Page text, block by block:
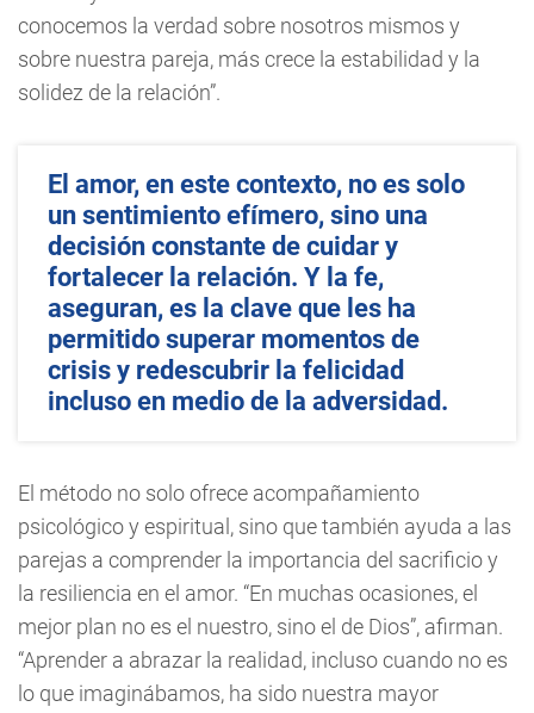
conocemos la verdad sobre nosotros mismos y
sobre nuestra pareja, más crece la estabilidad y la
solidez de la relación”.
El amor, en este contexto, no es solo
un sentimiento efímero, sino una
decisión constante de cuidar y
fortalecer la relación. Y la fe,
aseguran, es la clave que les ha
permitido superar momentos de
crisis y redescubrir la felicidad
incluso en medio de la adversidad.
El método no solo ofrece acompañamiento
psicológico y espiritual, sino que también ayuda a las
parejas a comprender la importancia del sacrificio y
la resiliencia en el amor. “En muchas ocasiones, el
mejor plan no es el nuestro, sino el de Dios”, afirman.
“Aprender a abrazar la realidad, incluso cuando no es
lo que imaginábamos, ha sido nuestra mayor